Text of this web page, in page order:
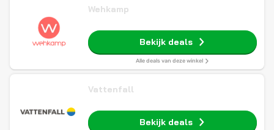
Wehkamp
Bekijk deals
Alle deals van deze winkel
Vattenfall
Bekijk deals